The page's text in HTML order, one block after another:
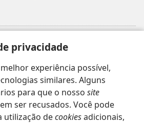
privacidade
experiência possível,
similares. Alguns
para que o nosso site
ser recusados. Você pode
utilização decookiesadicionais,
Torre de Vigia™